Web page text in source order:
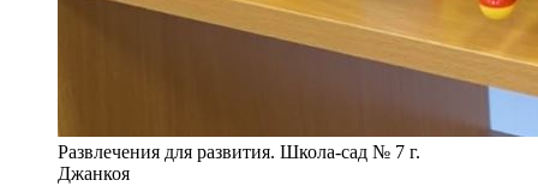
Развлечения для развития. Школа-сад № 7 г.
Джанкоя